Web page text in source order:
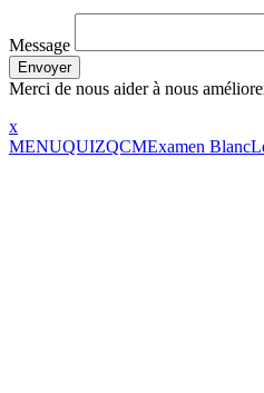
Message
Envoyer
Merci de nous aider à nous
x
MENUQUIZQCMExamen Blanc